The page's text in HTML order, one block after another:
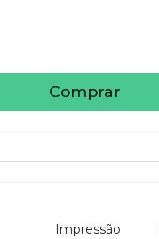
Comprar
Impressão